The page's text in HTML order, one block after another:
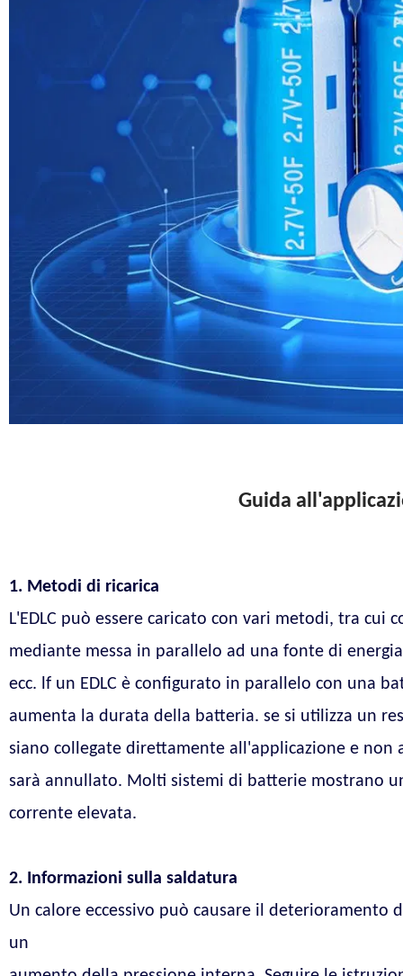
Guida
1. Metodi di ricarica
L'EDLC può essere caricato con vari metodi, tra
mediante messa in parallelo ad una fonte di
ecc. lf un EDLC è configurato in parallelo con una
aumenta la durata della batteria. se si utilizza un
siano collegate direttamente all'applicazione e non
sarà annullato. Molti sistemi di batterie mostrano
corrente elevata.
2. Informazioni sulla saldatura
Un calore eccessivo può causare il
un